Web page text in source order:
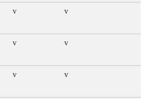
v v
v v
v v